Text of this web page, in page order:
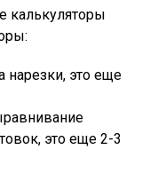
калькуляторы
нарезки, это еще
это еще 2-3